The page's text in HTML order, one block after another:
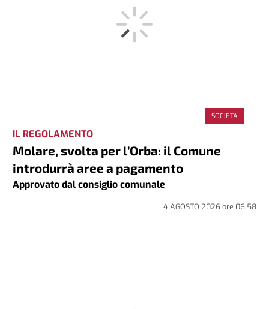
SOCIETÀ
IL REGOLAMENTO
Molare, svolta per l’Orba: il Comune
introdurrà aree a pagamento
Approvato dal consiglio comunale
4 AGOSTO 2026ore 06:58